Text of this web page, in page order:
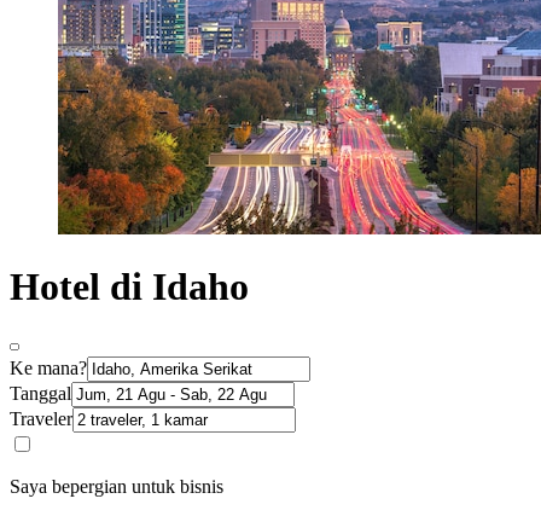
Hotel di Idaho
Ke mana?
Tanggal
Traveler
Saya bepergian untuk bisnis